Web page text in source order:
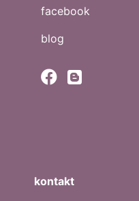
facebook
blog
kontakt